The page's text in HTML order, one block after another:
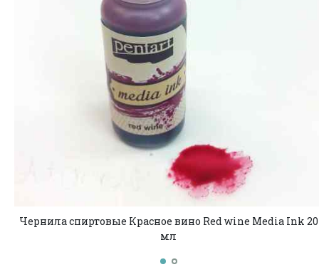
Чернила спиртовые Красное вино Red wine Media Ink 20
мл